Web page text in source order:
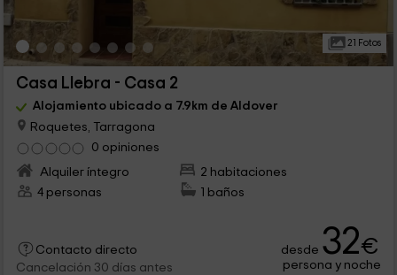
21 Fotos
Casa Llebra - Casa 2
Alojamiento ubicado a 7.9km de Aldover
Roquetes, Tarragona
0 opiniones
Alquiler íntegro
2 habitaciones
4 personas
1 baños
Contacto directo
Cancelación 30 días antes
desde 32€
persona y noche